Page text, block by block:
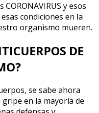
y esos
condiciones en la
organismo mueren.
DE
se sabe ahora
en la mayoría de